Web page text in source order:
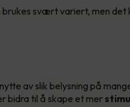
brukes svært variert, men
av slik belysning på
bidra til å skape et mer